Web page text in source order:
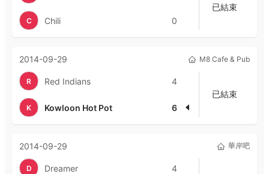
C Chili 0
已結束
2014-09-29 M8 Cafe & Pub
R Red Indians 4
K Kowloon Hot Pot 6
已結束
2014-09-29 華岸吧
D Dreamer 4